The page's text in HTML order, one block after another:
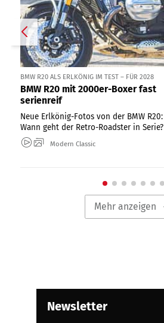
BMW R20 ALS ERLKÖNIG IM TEST – FÜR 2028
BMW R20 mit 2000er-Boxer fast
serienreif
Neue Erlkönig-Fotos von der BMW R20:
Wann geht der Retro-Roadster in Serie?
Modern Classic
Mehr anzeigen
Newsletter